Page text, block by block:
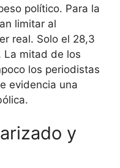
político. Para la
limitar al
real. Solo el 28,3
La mitad de los
los periodistas
evidencia una
y